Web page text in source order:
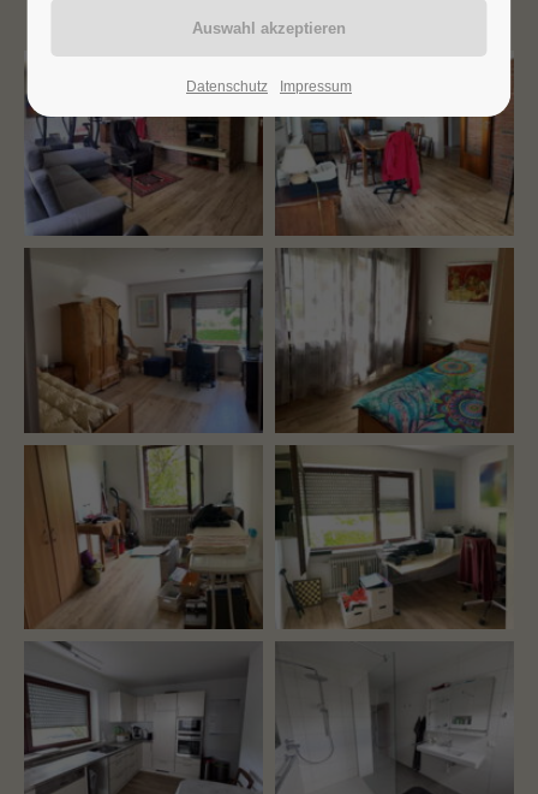
24h/ 365days
We offer support for our customers
Mon - Fri 8:00am - 5:00pm
(GMT +1)
Get in touch
Cybersteel Inc.
376-293 City Road, Suite 600
San Francisco, CA 94102
Have any questions?
+44 1234 567 890
Drop us a line
info@yourdomain.com
About us
Lorem ipsum dolor sit amet, consectetuer
adipiscing elit.
Aenean commodo ligula eget dolor. Aenean
massa. Cum sociis natoque penatibus et magnis
dis parturient montes, nascetur ridiculus mus.
Donec quam felis, ultricies nec.
Datenschutz Impressum